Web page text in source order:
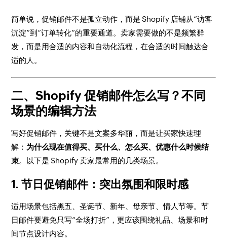
简单说，促销邮件不是孤立动作，而是 Shopify 店铺从“访客
沉淀”到“订单转化”的重要通道。卖家需要做的不是频繁群
发，而是用合适的内容和自动化流程，在合适的时间触达合
适的人。
二、Shopify 促销邮件怎么写？不同
场景的编辑方法
写好促销邮件，关键不是文案多华丽，而是让买家快速理
解： 为什么现在值得买、买什么、怎么买、优惠什么时候结
束。以下是 Shopify 卖家最常用的几类场景。
1. 节日促销邮件：突出氛围和限时感
适用场景包括黑五、圣诞节、新年、母亲节、情人节等。节
日邮件要避免只写“全场打折”，更应该围绕礼品、场景和时
间节点设计内容。